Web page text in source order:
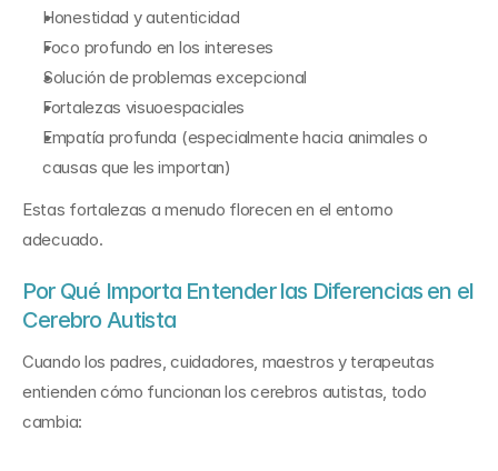
Honestidad y autenticidad
Foco profundo en los intereses
Solución de problemas excepcional
Fortalezas visuoespaciales
Empatía profunda (especialmente hacia animales o
causas que les importan)
Estas fortalezas a menudo florecen en el entorno
adecuado.
Por Qué Importa Entender las Diferencias en el
Cerebro Autista
Cuando los padres, cuidadores, maestros y terapeutas
entienden cómo funcionan los cerebros autistas, todo
cambia: